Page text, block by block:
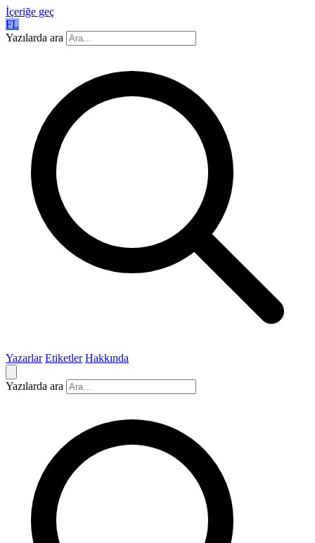
İçeriğe geç
FL
Yazılarda ara
Yazarlar Etiketler Hakkında
Yazılarda ara